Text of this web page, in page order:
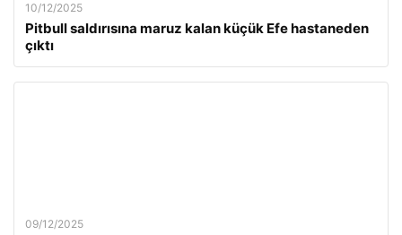
10/12/2025
Pitbull saldırısına maruz kalan küçük Efe hastaneden
çıktı
09/12/2025